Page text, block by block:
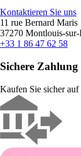
Kontaktieren Sie uns
11 rue Bernard Maris
37270 Montlouis-
+33 1 86 47 62 58
Sichere Zahlung
Kaufen Sie sicher auf